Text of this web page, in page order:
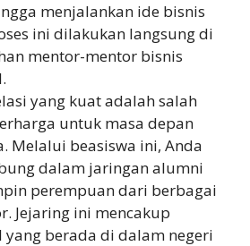
menjalankan ide bisnis
ini dilakukan langsung di
mentor-mentor bisnis
yang kuat adalah salah
untuk masa depan
Melalui beasiswa ini, Anda
dalam jaringan alumni
perempuan dari berbagai
Jejaring ini mencakup
yang berada di dalam negeri